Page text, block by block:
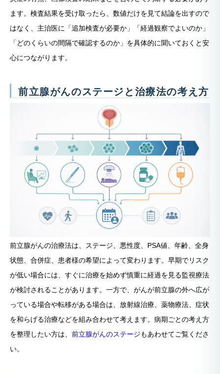
ます。検査結果を受け取ったら、数値だけを見て結論を出すので
はなく、主治医に「追加検査が必要か」「経過観察でよいのか」
「どのくらいの間隔で確認するのか」を具体的に聞いておくと安
心につながります。
前立腺がんのステージと治療法の考え方
前立腺がんの治療法は、ステージ、悪性度、PSA値、年齢、全身
状態、合併症、患者様の希望によって変わります。早期でリスク
が低い場合には、すぐに治療を始めず慎重に経過を見る監視療法
が検討されることがあります。一方で、がんが前立腺の外へ広が
っている場合や転移がある場合は、放射線治療、薬物療法、症状
を和らげる治療などを組み合わせて考えます。病期ごとの考え方
を整理したい方は、 前立腺がんのステージもあわせてご覧くださ
い。